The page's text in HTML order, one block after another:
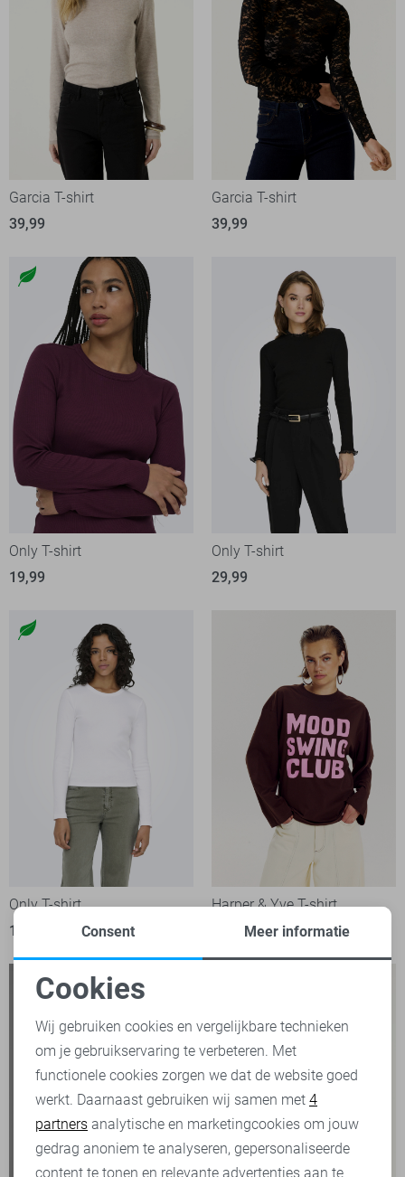
Garcia T-shirt
39,99
Garcia T-shirt
39,99
Only T-shirt
19,99
Only T-shirt
29,99
Only T-shirt
19,99
Harper & Yve T-shirt
59,99
Noodzakelijke cookies
Personalisatie cookies
Analytische cookies
Marketing cookies
Consent Meer informatie
Cookies
Wij gebruiken cookies en vergelijkbare technieken
om je gebruikservaring te verbeteren. Met
functionele cookies zorgen we dat de website goed
werkt. Daarnaast gebruiken wij samen met 4
partners analytische en marketingcookies om jouw
gedrag anoniem te analyseren, gepersonaliseerde
content te tonen en relevante advertenties aan te